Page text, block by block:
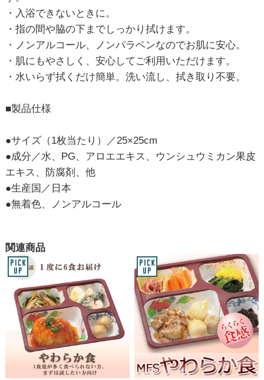
・入浴できないときに。
・指の間や脇の下までしっかり拭けます。
・ノンアルコール、ノンパラベンなのでお肌に安心。
・肌にもやさしく、安心してご利用いただけます。
・水いらず拭くだけ簡単。洗い流し、拭き取り不要。
■製品仕様
●サイズ（1枚当たり）／25×25cm
●成分／水、PG、アロエエキス、ウンシュウミカン果皮
エキス、防腐剤、他
●生産国／日本
●無着色、ノンアルコール
関連商品